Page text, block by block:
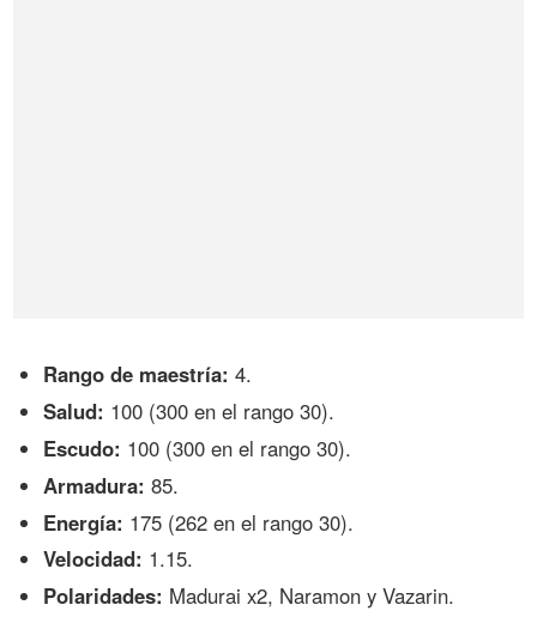
Rango de maestría: 4.
Salud: 100 (300 en el rango 30).
Escudo: 100 (300 en el rango 30).
Armadura: 85.
Energía: 175 (262 en el rango 30).
Velocidad: 1.15.
Polaridades: Madurai x2, Naramon y Vazarin.